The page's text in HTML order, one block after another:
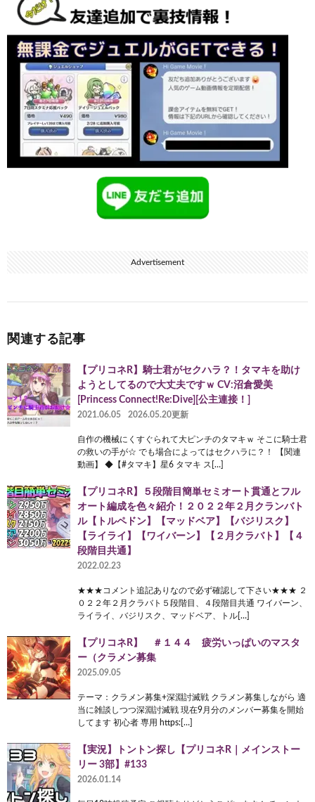
Advertisement
関連する記事
【プリコネR】騎士君がセクハラ？！タマキを助け
ようとしてるので大丈夫ですｗ CV:沼倉愛美
[Princess Connect!Re:Dive][公主連接！]
2021.06.05 2026.05.20更新
自作の機械にくすぐられて大ピンチのタマキｗ そこに騎士君
の救いの手が☆ でも場合によってはセクハラに？！ 【関連
動画】 ◆【#タマキ】星6 タマキ ス[…]
【プリコネR】５段階目簡単セミオート貫通とフル
オート編成を色々紹介！２０２２年２月クランバト
ル【トルペドン】【マッドベア】【バジリスク】
【ライライ】【ワイバーン】【２月クラバト】【４
段階目共通】
2022.02.23
★★★コメント追記ありなので必ず確認して下さい★★★ ２
０２２年２月クラバト５段階目、４段階目共通 ワイバーン、
ライライ、バジリスク、マッドベア、トル[…]
【プリコネR】 ＃１４４ 疲労いっぱいのマスタ
ー（クラメン募集
2025.09.05
テーマ：クラメン募集+深淵討滅戦 クラメン募集しながら 適
当に雑談しつつ深淵討滅戦 現在9月分のメンバー募集を開始
してます 初心者 専用 https:[…]
【実況】トントン探し【プリコネR｜メインストー
リー 3部】#133
2026.01.14